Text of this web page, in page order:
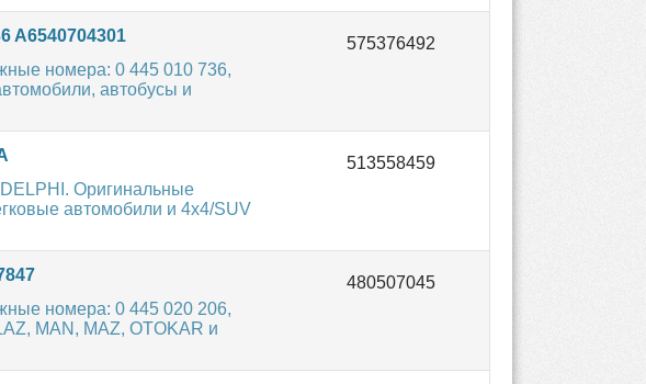
A6540704301
номера: 0 445 010 736,
автобусы и
Оригинальные
автомобили и 4x4/SUV
номера: 0 445 020 206,
MAN, MAZ, OTOKAR и